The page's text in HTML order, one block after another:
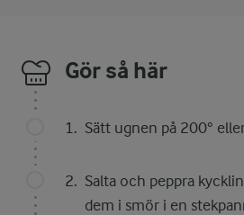
Gör så här
Sätt ugnen på 200°
Salta och peppra
dem i smör i en